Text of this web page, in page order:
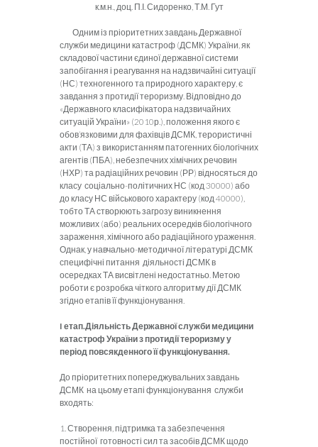
к.м.н., доц. П.І. Сидоренко, Т.М. Гут
Одним із пріоритетних завдань Державної
служби медицини катастроф (ДСМК) України, як
складової частини єдиної державної системи
запобігання і реагування на надзвичайні ситуації
(НС) техногенного та природного характеру, є
завдання з протидії тероризму. Відповідно до
«Державного класифікатора надзвичайних
ситуацій України» (2010р.), положення якого є
обов’язковими для фахівців ДСМК, терористичні
акти (ТА) з використанням патогенних біологічних
агентів (ПБА), небезпечних хімічних речовин
(НХР) та радіаційних речовин (РР) відносяться до
класу соціально-політичних НС (код 30000) або
до класу НС військового характеру (код 40000),
тобто ТА створюють загрозу виникнення
можливих (або) реальних осередків біологічного
зараження, хімічного або радіаційного ураження.
Однак, у навчально-методичної літературі ДСМК
специфічні питання діяльності ДСМК в
осередках ТА висвітлені недостатньо. Метою
роботи є розробка чіткого алгоритму дії ДСМК
згідно етапів її функціонування.
I етап.Діяльність Державної служби медицини
катастроф України з протидії тероризму у
період повсякденного її функціонування.
До пріоритетних попереджувальних завдань
ДСМК на цьому етапі функціонування служби
входять:
1. Створення, підтримка та забезпечення
постійної готовності сил та засобів ДСМК щодо